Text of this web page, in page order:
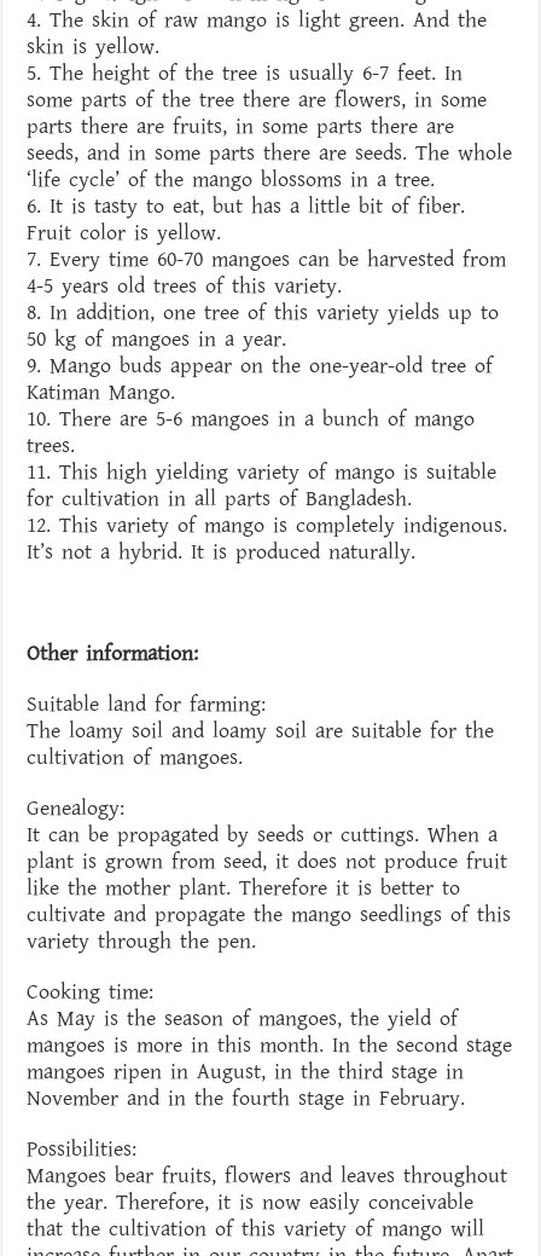
4. The skin of raw mango is light green. And the
skin is yellow.
5. The height of the tree is usually 6-7 feet. In
some parts of the tree there are flowers, in some
parts there are fruits, in some parts there are
seeds, and in some parts there are seeds. The whole
‘life cycle’ of the mango blossoms in a tree.
6. It is tasty to eat, but has a little bit of fiber.
Fruit color is yellow.
7. Every time 60-70 mangoes can be harvested from
4-5 years old trees of this variety.
8. In addition, one tree of this variety yields up to
50 kg of mangoes in a year.
9. Mango buds appear on the one-year-old tree of
Katiman Mango.
10. There are 5-6 mangoes in a bunch of mango
trees.
11. This high yielding variety of mango is suitable
for cultivation in all parts of Bangladesh.
12. This variety of mango is completely indigenous.
It’s not a hybrid. It is produced naturally.
Other information:
Suitable land for farming:
The loamy soil and loamy soil are suitable for the
cultivation of mangoes.
Genealogy:
It can be propagated by seeds or cuttings. When a
plant is grown from seed, it does not produce fruit
like the mother plant. Therefore it is better to
cultivate and propagate the mango seedlings of this
variety through the pen.
Cooking time:
As May is the season of mangoes, the yield of
mangoes is more in this month. In the second stage
mangoes ripen in August, in the third stage in
November and in the fourth stage in February.
Possibilities:
Mangoes bear fruits, flowers and leaves throughout
the year. Therefore, it is now easily conceivable
that the cultivation of this variety of mango will